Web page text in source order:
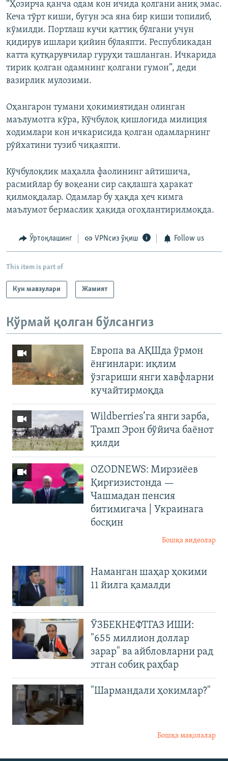
“Ҳозирча қанча одам кон ичида қолгани аниқ эмас.
Кеча тўрт киши, бугун эса яна бир киши топилиб,
кўмилди. Портлаш кучи қаттиқ бўлгани учун
қидирув ишлари қийин бўлаяпти. Республикадан
катта қутқарувчилар гуруҳи ташланган. Ичкарида
тирик қолган одамнинг қолгани гумон”, деди
вазирлик мулозими.
Оҳангарон тумани ҳокимиятидан олинган
маълумотга кўра, Кўчбулоқ қишлоғида милиция
ходимлари кон ичкарисида қолган одамларнинг
рўйхатини тузиб чиқаяпти.
Кўчбулоқлик маҳалла фаолининг айтишича,
расмийлар бу воқеани сир сақлашга ҳаракат
қилмоқдалар. Одамлар бу ҳақда ҳеч кимга
маълумот бермаслик ҳақида огоҳлантирилмоқда.
Ўртоқлашинг VPNсиз ўқиш Follow us
This item is part of
Кун мавзулари Жамият
Кўрмай қолган бўлсангиз
Европа ва АҚШда ўрмон
ёнғинлари: иқлим
ўзгариши янги хавфларни
кучайтирмоқда
Wildberries’га янги зарба,
Трамп Эрон бўйича баёнот
қилди
OZODNEWS: Мирзиёев
Қирғизистонда —
Чашмадан пенсия
битимигача | Украинага
босқин
Бошқа видеолар
Наманган шаҳар ҳокими
11 йилга қамалди
ЎЗБЕКНЕФТГАЗ ИШИ:
"655 миллион доллар
зарар" ва айбловларни рад
этган собиқ раҳбар
"Шармандали ҳокимлар?"
Бошқа мақолалар